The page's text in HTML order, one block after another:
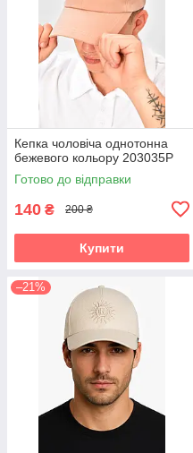
Кепка чоловіча однотонна
бежевого кольору 203035P
Готово до відправки
140 ₴ 200 ₴
Купити
–21%